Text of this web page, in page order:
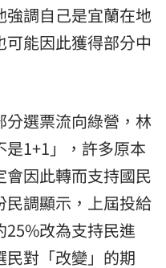
強調自己是宜蘭在地
能因此獲得部分中
選票流向綠營，林
1+1」，許多原本
因此轉而支持國民
民調顯示，上屆投給
改為支持民進
民對「改變」的期